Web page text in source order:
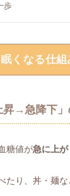
歩
くなる仕
昇→急降下
糖値が急に上が
たり、丼・麺